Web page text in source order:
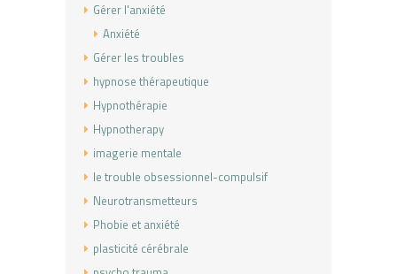
Gérer l'anxiété
Anxiété
Gérer les troubles
hypnose thérapeutique
Hypnothérapie
Hypnotherapy
imagerie mentale
le trouble obsessionnel-compulsif
Neurotransmetteurs
Phobie et anxiété
plasticité cérébrale